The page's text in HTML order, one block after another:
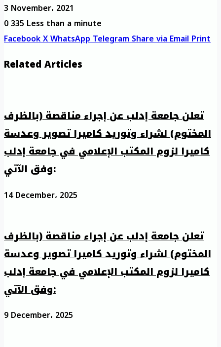
3 November، 2021
0335 Less than a minute
FacebookXWhatsAppTelegramShare via EmailPrint
Related Articles
تعلن جامعة إدلب عن إجراء مناقصة (بالظرف
المختوم) لشراء وتوريد كاميرا تصوير وعدسة
كاميرا لزوم المكتب الإعلامي في جامعة إدلب
وفق الآتي:
14 December، 2025
تعلن جامعة إدلب عن إجراء مناقصة (بالظرف
المختوم) لشراء وتوريد كاميرا تصوير وعدسة
كاميرا لزوم المكتب الإعلامي في جامعة إدلب
وفق الآتي:
9 December، 2025